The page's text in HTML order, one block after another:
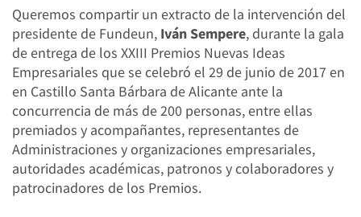
Queremos compartir un extracto de la intervención del
presidente de Fundeun, Iván Sempere, durante la gala
de entrega de los XXIII Premios Nuevas Ideas
Empresariales que se celebró el 29 de junio de 2017 en
en Castillo Santa Bárbara de Alicante ante la
concurrencia de más de 200 personas, entre ellas
premiados y acompañantes, representantes de
Administraciones y organizaciones empresariales,
autoridades académicas, patronos y colaboradores y
patrocinadores de los Premios.